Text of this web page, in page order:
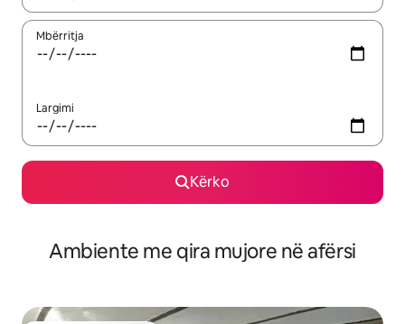
Mbërritja
Largimi
Kërko
Ambiente me qira mujore në afërsi